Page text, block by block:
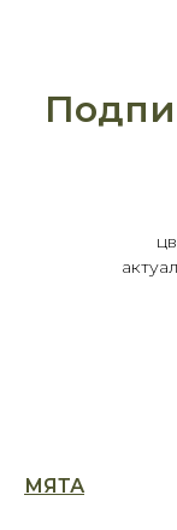
МЯТА